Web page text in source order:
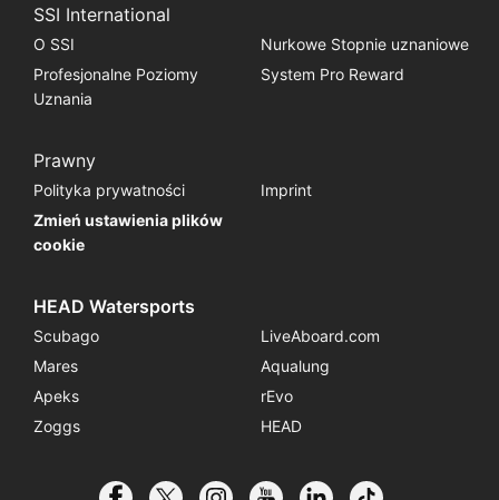
SSI International
O SSI
Nurkowe Stopnie uznaniowe
Profesjonalne Poziomy
Uznania
System Pro Reward
Prawny
Polityka prywatności
Imprint
Zmień ustawienia plików
cookie
HEAD Watersports
Scubago
LiveAboard.com
Mares
Aqualung
Apeks
rEvo
Zoggs
HEAD